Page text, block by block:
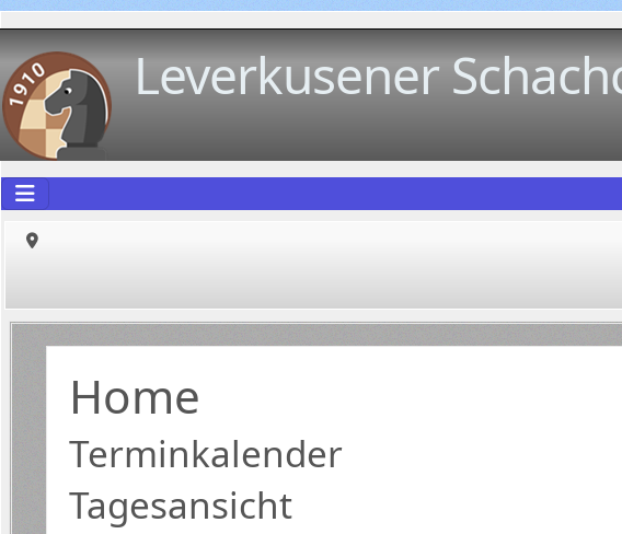
Leverkusener
Home
Terminkalender
Tagesansicht